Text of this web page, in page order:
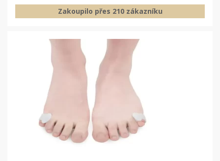
Zakoupilo přes 210 zákazníku